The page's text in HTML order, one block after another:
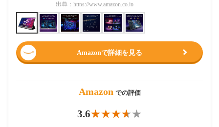
出典： https://www.amazon.co.jp
Amazonで詳細を見る
Amazon での評価
3.6